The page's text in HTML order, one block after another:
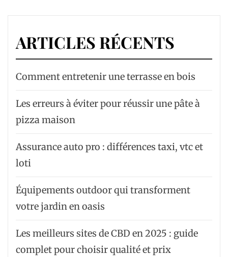
ARTICLES RÉCENTS
Comment entretenir une terrasse en bois
Les erreurs à éviter pour réussir une pâte à
pizza maison
Assurance auto pro : différences taxi, vtc et
loti
Équipements outdoor qui transforment
votre jardin en oasis
Les meilleurs sites de CBD en 2025 : guide
complet pour choisir qualité et prix